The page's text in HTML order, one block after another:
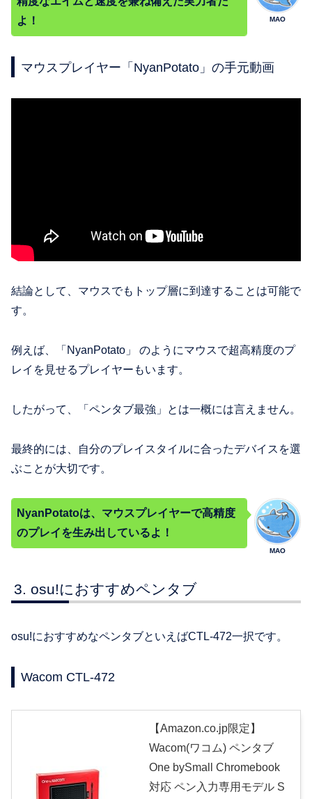
MAO
よ！
マウスプレイヤー「NyanPotato」の手元動画
結論として、マウスでもトップ層に到達することは可能で
す。
例えば、「NyanPotato」 のようにマウスで超高精度のプ
レイを見せるプレイヤーもいます。
したがって、「ペンタブ最強」とは一概には言えません。
最終的には、自分のプレイスタイルに合ったデバイスを選
ぶことが大切です。
MAO
NyanPotatoは、マウスプレイヤーで高精度
のプレイを生み出しているよ！
osu!におすすめペンタブ
osu!におすすめなペンタブといえばCTL-472一択です。
Wacom CTL-472
【Amazon.co.jp限定】
Wacom(ワコム) ペンタブ
One bySmall Chromebook
対応 ペン入力専用モデル S